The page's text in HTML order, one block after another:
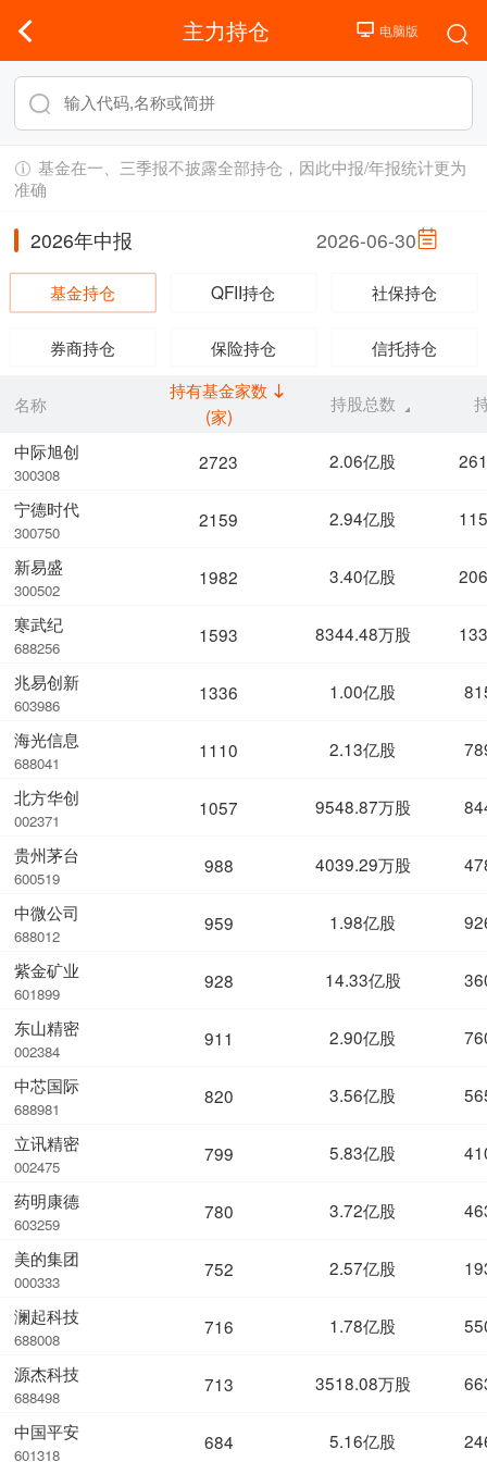
主力持仓
基金在一、三季报不披露全部持仓，因此中报/年报统计更为
准确
2026年中报 2026-06-30
基金持仓 QFII持仓 社保持仓
券商持仓 保险持仓 信托持仓
名称
中际旭创
300308
宁德时代
300750
新易盛
300502
寒武纪
688256
兆易创新
603986
海光信息
688041
北方华创
002371
贵州茅台
600519
中微公司
688012
紫金矿业
601899
东山精密
002384
中芯国际
688981
立讯精密
002475
药明康德
603259
美的集团
000333
澜起科技
688008
源杰科技
688498
中国平安
601318
持有基金家数
(家)
持股总数
2723 2.06亿股
2159 2.94亿股
1982 3.40亿股
1593 8344.48万股
1336 1.00亿股
1110 2.13亿股
1057 9548.87万股
988 4039.29万股
959 1.98亿股
928 14.33亿股
911 2.90亿股
820 3.56亿股
799 5.83亿股
780 3.72亿股
752 2.57亿股
716 1.78亿股
713 3518.08万股
684 5.16亿股